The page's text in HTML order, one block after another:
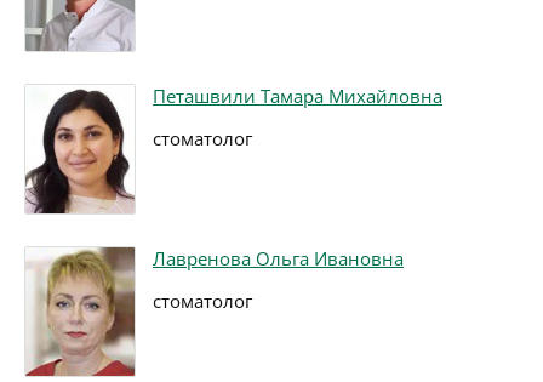
Петашвили Тамара Михайловна
стоматолог
Лавренова Ольга Ивановна
стоматолог